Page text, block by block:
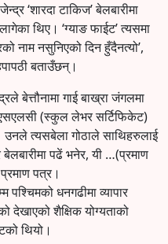
‘शारदा टाकिज’ बेलबारीमा
थिए। ‘ग्याङ फाईट’ त्यसमा
नाम नसुनिएको दिन हुँदैनत्यो’,
बताउँछन्।
बेत्तौनामा गाई बाख्रा जंगलमा
(स्कुल लेभर सर्टिफिकेट)
उनले त्यसबेला गोठाले साथिहरुलाई
बेलबारीमा पढें भनेर, यी …(प्रमाण
पत्र।
पश्चिमको धनगढीमा व्यापार
देखाएको शैक्षिक योग्यताको
थियो।